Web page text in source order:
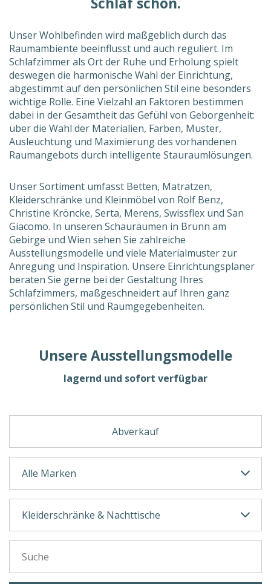
Unser Wohlbefinden wird maßgeblich durch das
Raumambiente beeinflusst und auch reguliert. Im
Schlafzimmer als Ort der Ruhe und Erholung spielt
deswegen die harmonische Wahl der Einrichtung,
abgestimmt auf den persönlichen Stil eine besonders
wichtige Rolle. Eine Vielzahl an Faktoren bestimmen
dabei in der Gesamtheit das Gefühl von Geborgenheit:
über die Wahl der Materialien, Farben, Muster,
Ausleuchtung und Maximierung des vorhandenen
Raumangebots durch intelligente Stauraumlösungen.
Unser Sortiment umfasst Betten, Matratzen,
Kleiderschränke und Kleinmöbel von Rolf Benz,
Christine Kröncke, Serta, Merens, Swissflex und San
Giacomo. In unseren Schauräumen in Brunn am
Gebirge und Wien sehen Sie zahlreiche
Ausstellungsmodelle und viele Materialmuster zur
Anregung und Inspiration. Unsere Einrichtungsplaner
beraten Sie gerne bei der Gestaltung Ihres
Schlafzimmers, maßgeschneidert auf Ihren ganz
persönlichen Stil und Raumgegebenheiten.
Unsere Ausstellungsmodelle
lagernd und sofort verfügbar
Abverkauf